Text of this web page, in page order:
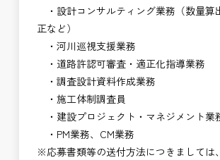
・設計コンサルティング業務（数量算
正など）
・河川巡視支援業務
・道路許認可審査・適正化指導業務
・調査設計資料作成業務
・施工体制調査員
・建設プロジェクト・マネジメント業
・PM業務、CM業務
※応募書類等の送付方法につきましては